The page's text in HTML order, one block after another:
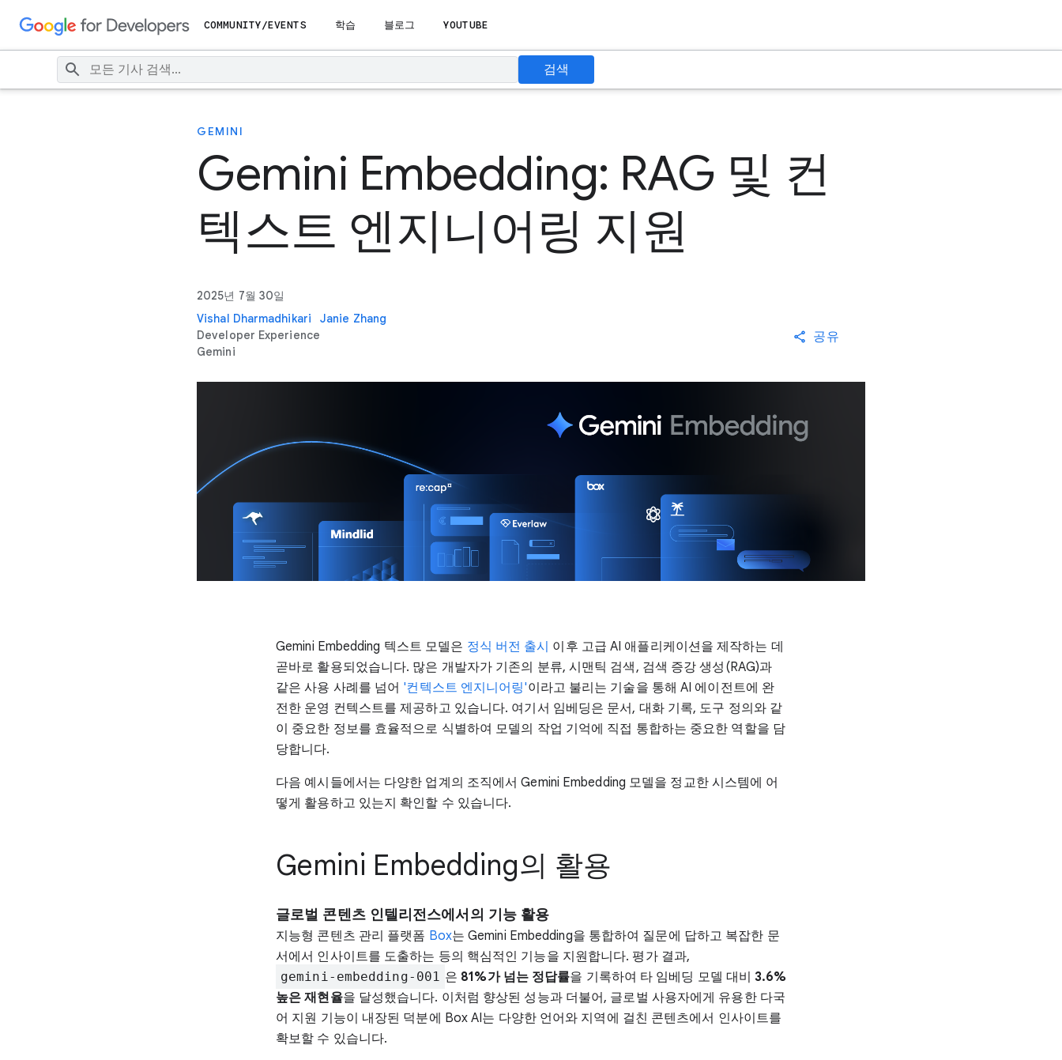
COMMUNITY/EVENTS 학습 블로그 YOUTUBE
검색
GEMINI
Gemini Embedding: RAG 및 컨
텍스트 엔지니어링 지원
2025년 7월 30일
Vishal Dharmadhikari
Developer Experience
Gemini
Janie Zhang
공유
Gemini Embedding 텍스트 모델은 정식 버전 출시 이후 고급 AI 애플리케이션을 제작하는 데
곧바로 활용되었습니다. 많은 개발자가 기존의 분류, 시맨틱 검색, 검색 증강 생성(RAG)과
같은 사용 사례를 넘어 '컨텍스트 엔지니어링'이라고 불리는 기술을 통해 AI 에이전트에 완
전한 운영 컨텍스트를 제공하고 있습니다. 여기서 임베딩은 문서, 대화 기록, 도구 정의와 같
이 중요한 정보를 효율적으로 식별하여 모델의 작업 기억에 직접 통합하는 중요한 역할을 담
당합니다.
다음 예시들에서는 다양한 업계의 조직에서 Gemini Embedding 모델을 정교한 시스템에 어
떻게 활용하고 있는지 확인할 수 있습니다.
Gemini Embedding의 활용
글로벌 콘텐츠 인텔리전스에서의 기능 활용
지능형 콘텐츠 관리 플랫폼 Box는 Gemini Embedding을 통합하여 질문에 답하고 복잡한 문
서에서 인사이트를 도출하는 등의 핵심적인 기능을 지원합니다. 평가 결과,
gemini-embedding-001 은 81%가 넘는 정답률을 기록하여 타 임베딩 모델 대비3.6%
높은 재현율을 달성했습니다. 이처럼 향상된 성능과 더불어, 글로벌 사용자에게 유용한 다국
어 지원 기능이 내장된 덕분에 Box AI는 다양한 언어와 지역에 걸친 콘텐츠에서 인사이트를
확보할 수 있습니다.